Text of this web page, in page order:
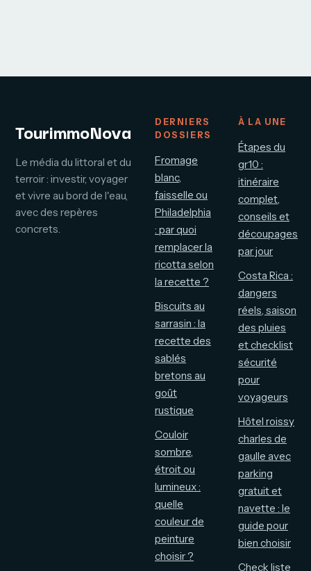
TourimmoNova
Le média du littoral et du
terroir : investir, voyager
et vivre au bord de l'eau,
avec des repères
concrets.
DERNIERS
DOSSIERS
Fromage
blanc,
faisselle ou
Philadelphia
: par quoi
remplacer la
ricotta selon
la recette ?
Biscuits au
sarrasin : la
recette des
sablés
bretons au
goût
rustique
Couloir
sombre,
étroit ou
lumineux :
quelle
couleur de
peinture
choisir ?
À LA UNE
Étapes du
gr10 :
itinéraire
complet,
conseils et
découpages
par jour
Costa Rica :
dangers
réels, saison
des pluies
et checklist
sécurité
pour
voyageurs
Hôtel roissy
charles de
gaulle avec
parking
gratuit et
navette : le
guide pour
bien choisir
Check liste